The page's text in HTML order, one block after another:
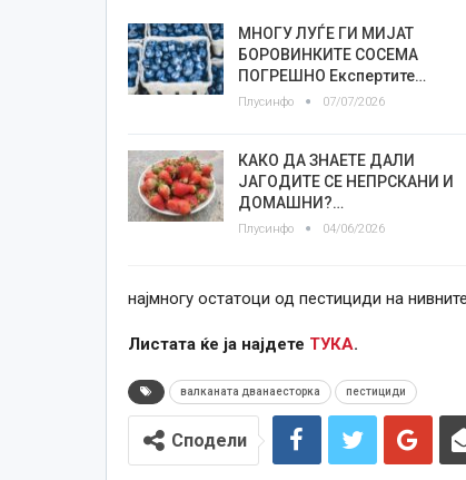
МНОГУ ЛУЃЕ ГИ МИЈАТ
БОРОВИНКИТЕ СОСЕМА
ПОГРЕШНО Експертите…
Плусинфо 07/07/2026
КАКО ДА ЗНАЕТЕ ДАЛИ
ЈАГОДИТЕ СЕ НЕПРСКАНИ И
ДОМАШНИ?…
Плусинфо 04/06/2026
најмногу остатоци од пестициди на
Листата ќе ја најдете ТУКА.
валканата дванаесторка пестициди
Сподели